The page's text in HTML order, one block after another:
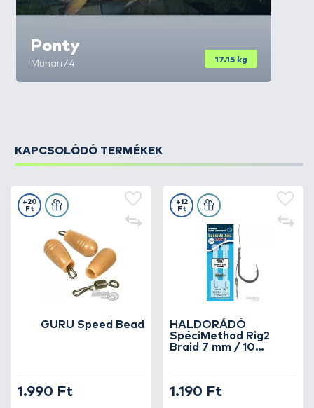
Ponty
Muhari74 17.15 kg
KAPCSOLÓDÓ TERMÉKEK
GURU Speed Bead
+20
Ft
1.990 Ft
HALDORÁDÓ
SpéciMethod Rig2
Braid 7 mm / 10
+12
Ft
1.190 Ft